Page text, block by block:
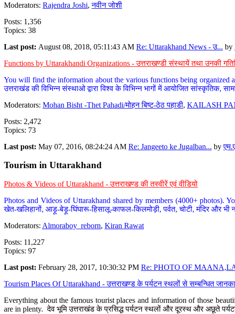
Moderators: Rajendra Joshi,नवीन जोशी
Posts: 1,356
Topics: 38
Last post: August 08, 2018, 05:11:43 AM Re: Uttarakhand News - उ... by
Functions by Uttarakhandi Organizations - उत्तराखण्डी संस्थायें तथा उनकी
You will find the information about the various functions being organized
उत्तराखंड की विभिन्न संस्थाओ द्वारा विश्व के विभिन्न भागों में आयोजित
Moderators: Mohan Bisht -Thet Pahadi/मोहन बिष्ट-ठेठ पहाडी, KAILASH
Posts: 2,472
Topics: 73
Last post: May 07, 2016, 08:24:24 AM Re: Jangeeto ke Jugalban... by
Tourism in Uttarakhand
Photos & Videos of Uttarakhand - उत्तराखण्ड की तस्वीरें एवं वीडियो
Photos and Videos of Uttarakhand shared by members (4000+ photos).
खेत-खलिहानों, आड़ू-बेड़ू-घिंघारू-हिसालू-काफल-किलमोड़ी, पर्वत, चोटी, मंदिर और
Moderators: Almoraboy_reborn, Kiran Rawat
Posts: 11,227
Topics: 97
Last post: February 28, 2017, 10:30:32 PM Re: PHOTO OF
Tourism Places Of Uttarakhand - उत्तराखण्ड के पर्यटन स्थलों से सम्बन्धित
Everything about the famous tourist places and information of those
are in plenty. देव भूमि उत्तराखंड के प्रसिद्ध पर्यटन स्थलों और दूरस्थ और अछूते